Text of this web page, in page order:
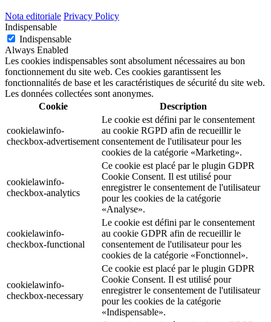
Nota editoriale Privacy Policy
Indispensable
Indispensable
Always Enabled
Les cookies indispensables sont absolument nécessaires au bon
fonctionnement du site web. Ces cookies garantissent les
fonctionnalités de base et les caractéristiques de sécurité du site web.
Les données collectées sont anonymes.
Cookie
Description
cookielawinfo-
checkbox-advertisement
Le cookie est défini par le consentement
au cookie RGPD afin de recueillir le
consentement de l'utilisateur pour les
cookies de la catégorie «Marketing».
cookielawinfo-
checkbox-analytics
Ce cookie est placé par le plugin GDPR
Cookie Consent. Il est utilisé pour
enregistrer le consentement de l'utilisateur
pour les cookies de la catégorie
«Analyse».
cookielawinfo-
checkbox-functional
Le cookie est défini par le consentement
au cookie GDPR afin de recueillir le
consentement de l'utilisateur pour les
cookies de la catégorie «Fonctionnel».
cookielawinfo-
checkbox-necessary
Ce cookie est placé par le plugin GDPR
Cookie Consent. Il est utilisé pour
enregistrer le consentement de l'utilisateur
pour les cookies de la catégorie
«Indispensable».